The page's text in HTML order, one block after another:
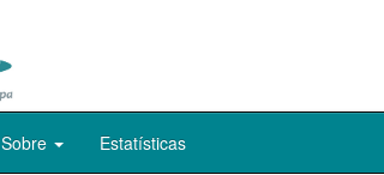
Sobre Estatísticas